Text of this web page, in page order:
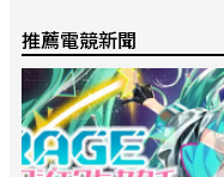
推薦電競新聞